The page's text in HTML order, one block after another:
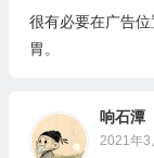
很有必要在广告
胃。
响石潭
2021年3